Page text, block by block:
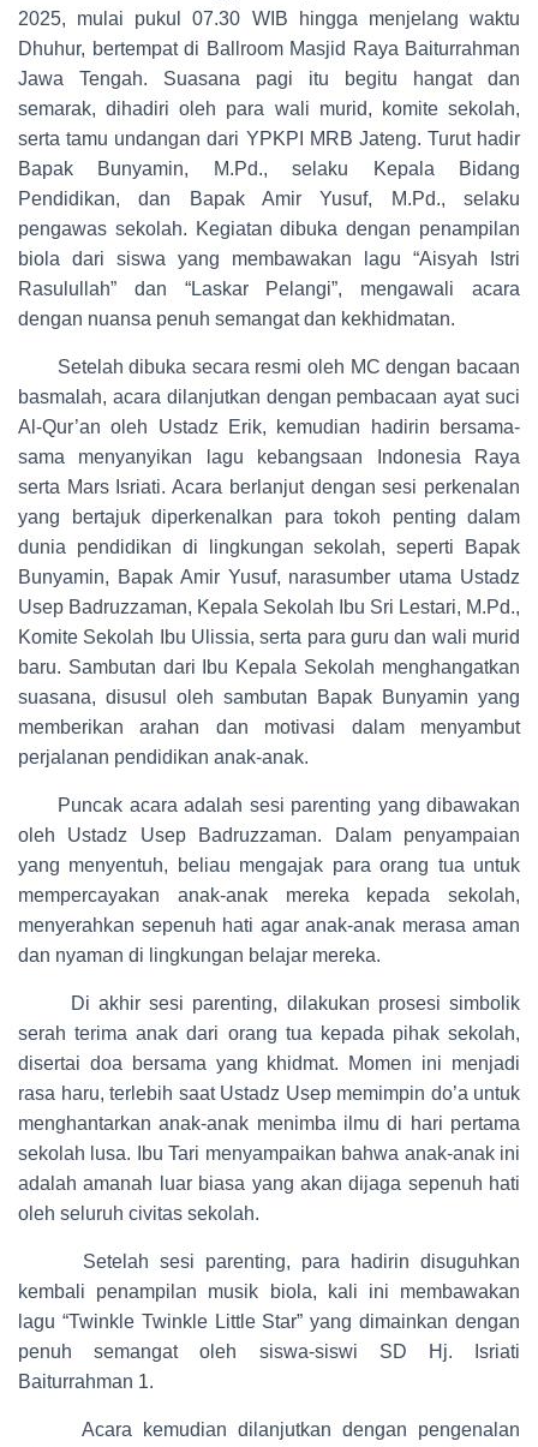
2025, mulai pukul 07.30 WIB hingga menjelang waktu
Dhuhur, bertempat di Ballroom Masjid Raya Baiturrahman
Jawa Tengah. Suasana pagi itu begitu hangat dan
semarak, dihadiri oleh para wali murid, komite sekolah,
serta tamu undangan dari YPKPI MRB Jateng. Turut hadir
Bapak Bunyamin, M.Pd., selaku Kepala Bidang
Pendidikan, dan Bapak Amir Yusuf, M.Pd., selaku
pengawas sekolah. Kegiatan dibuka dengan penampilan
biola dari siswa yang membawakan lagu “Aisyah Istri
Rasulullah” dan “Laskar Pelangi”, mengawali acara
dengan nuansa penuh semangat dan kekhidmatan.
Setelah dibuka secara resmi oleh MC dengan bacaan
basmalah, acara dilanjutkan dengan pembacaan ayat suci
Al-Qur’an oleh Ustadz Erik, kemudian hadirin bersama-
sama menyanyikan lagu kebangsaan Indonesia Raya
serta Mars Isriati. Acara berlanjut dengan sesi perkenalan
yang bertajuk diperkenalkan para tokoh penting dalam
dunia pendidikan di lingkungan sekolah, seperti Bapak
Bunyamin, Bapak Amir Yusuf, narasumber utama Ustadz
Usep Badruzzaman, Kepala Sekolah Ibu Sri Lestari, M.Pd.,
Komite Sekolah Ibu Ulissia, serta para guru dan wali murid
baru. Sambutan dari Ibu Kepala Sekolah menghangatkan
suasana, disusul oleh sambutan Bapak Bunyamin yang
memberikan arahan dan motivasi dalam menyambut
perjalanan pendidikan anak-anak.
Puncak acara adalah sesi parenting yang dibawakan
oleh Ustadz Usep Badruzzaman. Dalam penyampaian
yang menyentuh, beliau mengajak para orang tua untuk
mempercayakan anak-anak mereka kepada sekolah,
menyerahkan sepenuh hati agar anak-anak merasa aman
dan nyaman di lingkungan belajar mereka.
Di akhir sesi parenting, dilakukan prosesi simbolik
serah terima anak dari orang tua kepada pihak sekolah,
disertai doa bersama yang khidmat. Momen ini menjadi
rasa haru, terlebih saat Ustadz Usep memimpin do’a untuk
menghantarkan anak-anak menimba ilmu di hari pertama
sekolah lusa. Ibu Tari menyampaikan bahwa anak-anak ini
adalah amanah luar biasa yang akan dijaga sepenuh hati
oleh seluruh civitas sekolah.
Setelah sesi parenting, para hadirin disuguhkan
kembali penampilan musik biola, kali ini membawakan
lagu “Twinkle Twinkle Little Star” yang dimainkan dengan
penuh semangat oleh siswa-siswi SD Hj. Isriati
Baiturrahman 1.
Acara kemudian dilanjutkan dengan pengenalan